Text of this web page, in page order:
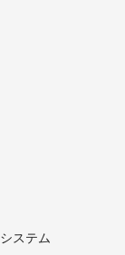
ステム